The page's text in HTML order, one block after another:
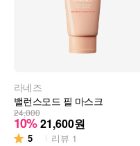
라네즈
밸런스모드 필 마스크
24,000
10% 21,600원
5 리뷰 1